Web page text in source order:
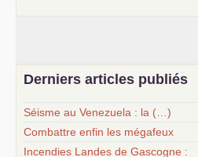
Derniers articles publiés
Séisme au Venezuela : la (…)
Combattre enfin les mégafeux
Incendies Landes de Gascogne :